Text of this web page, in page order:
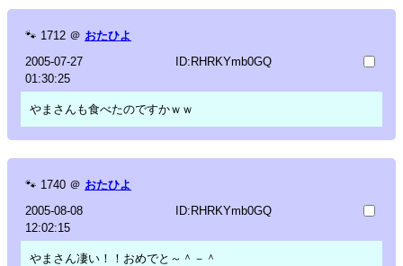
🐾 1712 ＠ おたひよ
2005-07-27
01:30:25
ID:RHRKYmb0GQ
やまさんも食べたのですかｗｗ
🐾 1740 ＠ おたひよ
2005-08-08
12:02:15
ID:RHRKYmb0GQ
やまさん凄い！！おめでと～＾－＾